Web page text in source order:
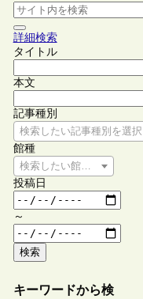
詳細検索
タイトル
本文
記事種別
検索したい記事種別を選
館種
検索したい館種を選択して
投稿日
～
検索
キーワードから検